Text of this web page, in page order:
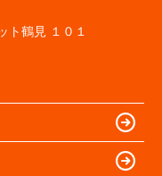
ト鶴見 １０１